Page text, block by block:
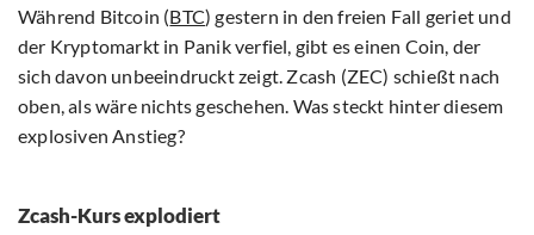
Während Bitcoin (BTC) gestern in den freien Fall geriet und
der Kryptomarkt in Panik verfiel, gibt es einen Coin, der
sich davon unbeeindruckt zeigt. Zcash (ZEC) schießt nach
oben, als wäre nichts geschehen. Was steckt hinter diesem
explosiven Anstieg?
Zcash-Kurs explodiert